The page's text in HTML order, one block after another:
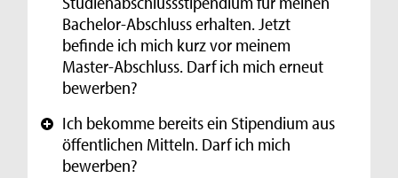
Bachelor-Abschluss erhalten. Jetzt
befinde ich mich kurz vor meinem
Master-Abschluss. Darf ich mich erneut
bewerben?
+ Ich bekomme bereits ein Stipendium aus
öffentlichen Mitteln. Darf ich mich
bewerben?